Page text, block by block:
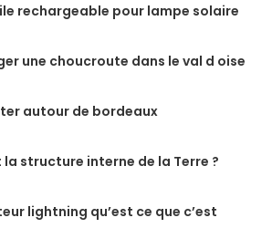
rechargeable pour lampe solaire
une choucroute dans le val d oise
autour de bordeaux
structure interne de la Terre ?
lightning qu’est ce que c’est